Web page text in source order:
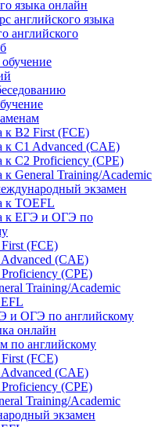
языка онлайн
английского языка
английского
к B2 First (FCE)
к C1 Advanced (CAE)
к C2 Proficiency (CPE)
к General Training/Academic
экзамен
к TOEFL
к ЕГЭ и ОГЭ по
(FCE)
(CAE)
(CPE)
Training/Academic
и ОГЭ по английскому
онлайн
по английскому
(FCE)
(CAE)
(CPE)
Training/Academic
экзамен